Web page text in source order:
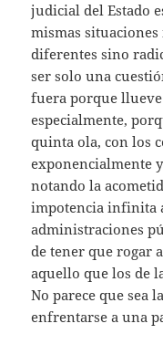
judicial del Estado
mismas
diferentes sino
ser solo una
fuera porque
especialmente,
quinta ola, con los
exponencialmente
notando la
impotencia infinita
administraciones
de tener que rogar
aquello que los de
No parece que sea
enfrentarse a una